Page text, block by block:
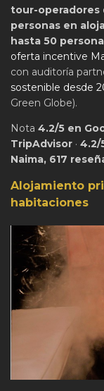
tour-operadores
personas en
hasta 50
oferta incentive
con auditoría
sostenible desde
Green Globe).
Nota 4.2/5 en
TripAdvisor · 4.2/
Naima, 617
Alojamiento
habitaciones